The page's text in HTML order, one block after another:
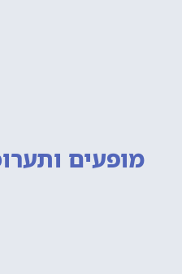
מופעים